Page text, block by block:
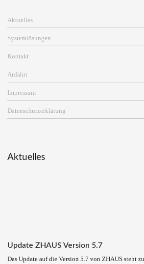
Aktuelles
Systemlösungen
Kontakt
Anfahrt
Impressum
Datenschutzerklärung
Aktuelles
Update ZHAUS Version 5.7
Das Update auf die Version 5.7 von ZHAUS steht